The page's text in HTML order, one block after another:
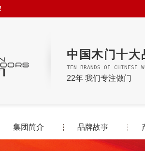
中国木门十大
TEN BRANDS OF CHINESE
22年 我们专注做门
集团简介 品牌故事